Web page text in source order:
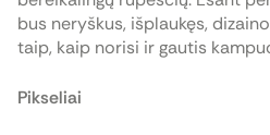
bus neryškus, išplaukęs,
taip, kaip norisi ir gautis
Pikseliai